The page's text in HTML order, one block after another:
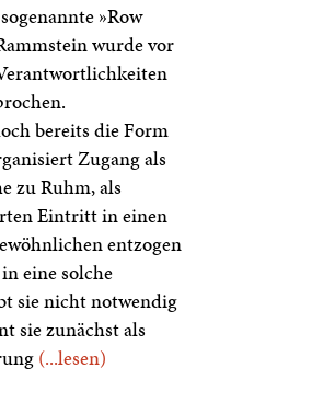
»Row
wurde vor
bereits die Form
Zugang als
zu Ruhm, als
Eintritt in einen
entzogen
eine solche
sie nicht notwendig
sie zunächst als
(...lesen)